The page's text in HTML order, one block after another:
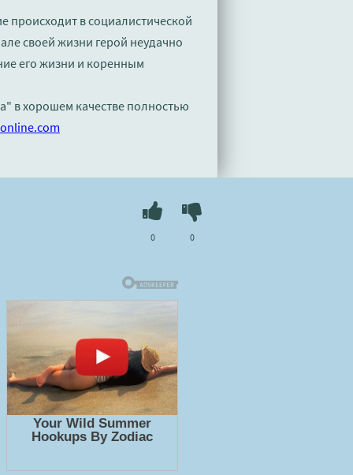
происходит в социалистической
своей жизни герой неудачно
его жизни и коренным
в хорошем качестве полностью
0 0